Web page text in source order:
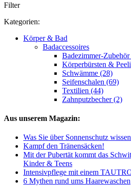
Filter
Kategorien:
Körper & Bad
Badaccessoires
Badezimmer-
Körperbürsten &
Schwämme (28)
Seifenschalen (69)
Textilien (44)
Zahnputzbecher (2)
Aus unserem Magazin:
Was Sie über Sonnenschutz
Kampf den Tränensäcken!
Mit der Pubertät kommt das
Kinder & Teens
Intensivpflege mit einem
6 Mythen rund ums Haarewaschen